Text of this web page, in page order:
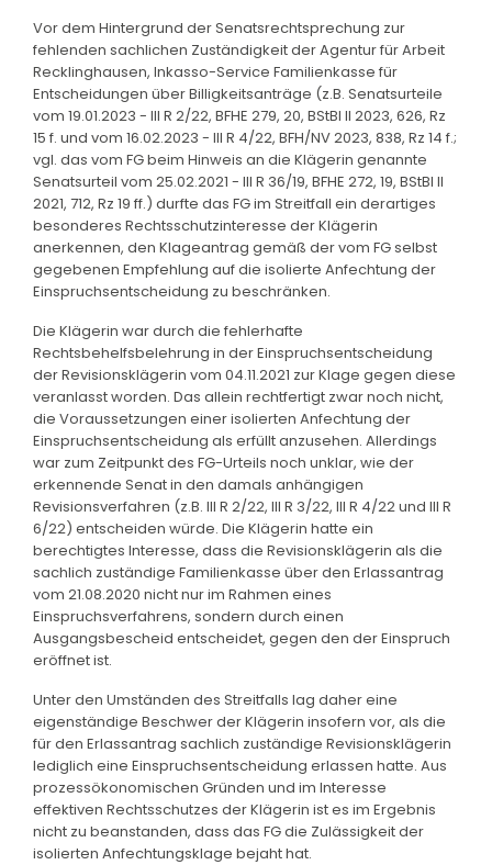
Vor dem Hintergrund der Senatsrechtsprechung zur
fehlenden sachlichen Zuständigkeit der Agentur für Arbeit
Recklinghausen, Inkasso-Service Familienkasse für
Entscheidungen über Billigkeitsanträge (z.B. Senatsurteile
vom 19.01.2023 - III R 2/22, BFHE 279, 20, BStBl II 2023, 626, Rz
15 f. und vom 16.02.2023 - III R 4/22, BFH/NV 2023, 838, Rz 14 f.;
vgl. das vom FG beim Hinweis an die Klägerin genannte
Senatsurteil vom 25.02.2021 - III R 36/19, BFHE 272, 19, BStBl II
2021, 712, Rz 19 ff.) durfte das FG im Streitfall ein derartiges
besonderes Rechtsschutzinteresse der Klägerin
anerkennen, den Klageantrag gemäß der vom FG selbst
gegebenen Empfehlung auf die isolierte Anfechtung der
Einspruchsentscheidung zu beschränken.
Die Klägerin war durch die fehlerhafte
Rechtsbehelfsbelehrung in der Einspruchsentscheidung
der Revisionsklägerin vom 04.11.2021 zur Klage gegen diese
veranlasst worden. Das allein rechtfertigt zwar noch nicht,
die Voraussetzungen einer isolierten Anfechtung der
Einspruchsentscheidung als erfüllt anzusehen. Allerdings
war zum Zeitpunkt des FG-Urteils noch unklar, wie der
erkennende Senat in den damals anhängigen
Revisionsverfahren (z.B. III R 2/22, III R 3/22, III R 4/22 und III R
6/22) entscheiden würde. Die Klägerin hatte ein
berechtigtes Interesse, dass die Revisionsklägerin als die
sachlich zuständige Familienkasse über den Erlassantrag
vom 21.08.2020 nicht nur im Rahmen eines
Einspruchsverfahrens, sondern durch einen
Ausgangsbescheid entscheidet, gegen den der Einspruch
eröffnet ist.
Unter den Umständen des Streitfalls lag daher eine
eigenständige Beschwer der Klägerin insofern vor, als die
für den Erlassantrag sachlich zuständige Revisionsklägerin
lediglich eine Einspruchsentscheidung erlassen hatte. Aus
prozessökonomischen Gründen und im Interesse
effektiven Rechtsschutzes der Klägerin ist es im Ergebnis
nicht zu beanstanden, dass das FG die Zulässigkeit der
isolierten Anfechtungsklage bejaht hat.